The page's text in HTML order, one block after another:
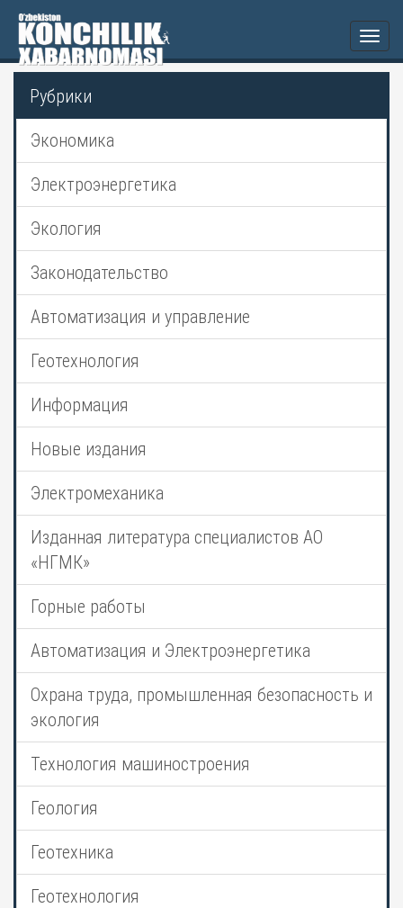
Рубрики
Экономика
Электроэнергетика
Экология
Законодательство
Автоматизация и управление
Геотехнология
Информация
Новые издания
Электромеханика
Изданная литература специалистов АО
«НГМК»
Горные работы
Автоматизация и Электроэнергетика
Охрана труда, промышленная безопасность и
экология
Технология машиностроения
Геология
Геотехника
Геотехнология